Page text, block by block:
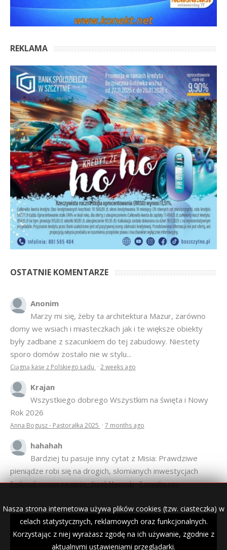
REKLAMA
OSTATNIE KOMENTARZE
Anonim
Marzy mi się, żeby ta architektura Mazur, zarówno
domy we wsiach i miasteczkach jak i te większe obiekty
były zadbane z szacunkiem do tej zabudowy. Niestety
sporo domów zostało nie w stylu...
Ciągną kasę z Polskiego Ładu · 2 weeks ago
Krajan
Wszystkiego dobrego Wszystkim na święta i Nowy
Rok 2026
Anna Bogusz - Pastorałka 2025 · 7 months ago
hahahah
Bardziej tu pasuje inny cytat z Misia: Prawdziwe
pieniądze robi się na drogich, słomianych inwestycjach
Podpisali umowę na wieżę - Kurek Mazurski·7 months ago
Nasza strona internetowa używa plików cookies (tzw. ciasteczka) w
celach statystycznych, reklamowych oraz funkcjonalnych.
Korzystając z niej wyrażasz zgodę na ich używanie, zgodnie z
aktualnymi ustawieniami przeglądarki.
© 2007–2018 Kurek Mazurski — archiwalne wydania lokalnej
gazety.